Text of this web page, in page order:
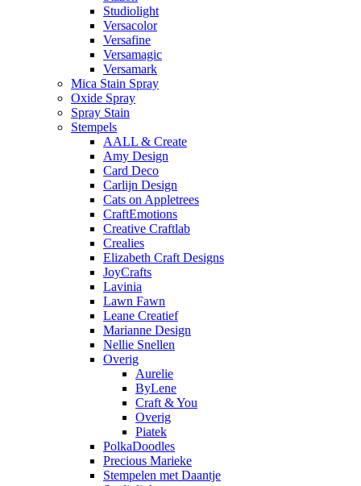
Studiolight
Versacolor
Versafine
Versamagic
Versamark
Mica Stain Spray
Oxide Spray
Spray Stain
Stempels
AALL & Create
Amy Design
Card Deco
Carlijn Design
Cats on Appletrees
CraftEmotions
Creative Craftlab
Crealies
Elizabeth Craft Designs
JoyCrafts
Lavinia
Lawn Fawn
Leane Creatief
Marianne Design
Nellie Snellen
Overig
Aurelie
ByLene
Craft & You
Overig
Piatek
PolkaDoodles
Precious Marieke
Stempelen met Daantje